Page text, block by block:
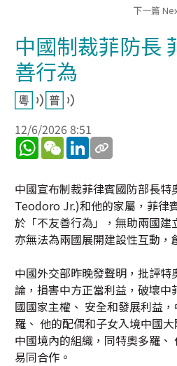
下一篇
中國制裁菲防長
善行為
12/6/2026 8:51
WhatsApp
WeChatLinkedIn
中國宣布制裁菲律賓國防部長
Teodoro Jr.)和他的家屬，菲律
於「不友善行為」，無助兩國建
亦無法為兩國展開建設性互動，
中國外交部昨晚發聲明，批評特
論，損害中方正當利益，破壞中
國國家主權、 安全和發展利益
羅、 他的配偶和子女入境中國
中國境內的組織，同特奧多羅、
易同合作。